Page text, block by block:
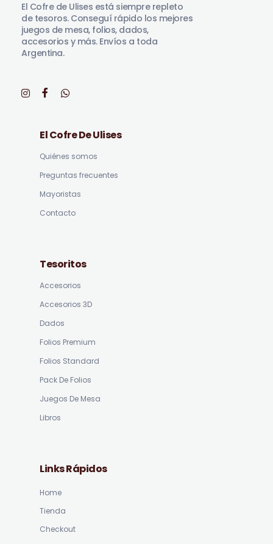
El Cofre de Ulises está siempre repleto
de tesoros. Conseguí rápido los mejores
juegos de mesa, folios, dados,
accesorios y más. Envíos a toda
Argentina.
El Cofre De Ulises
Quiénes somos
Preguntas frecuentes
Mayoristas
Contacto
Tesoritos
Accesorios
Accesorios 3D
Dados
Folios Premium
Folios Standard
Pack De Folios
Juegos De Mesa
Libros
Links Rápidos
Home
Tienda
Checkout